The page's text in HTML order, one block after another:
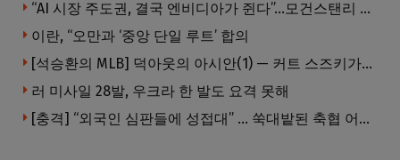
“AI 시장 주도권, 결국 엔비디아가 쥔다”…모건스탠리 장담
이란, “오만과 ‘중앙 단일 루트’ 합의
[석승환의 MLB] 덕아웃의 아시안(1) — 커트 스즈키가 우리에게 묻는 것
러 미사일 28발, 우크라 한 발도 요격 못해
[충격] “외국인 심판들에 성접대” … 쑥대밭된 축협 어디까지 추락하나